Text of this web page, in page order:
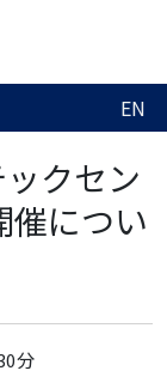
EN
クセン
催につい
分